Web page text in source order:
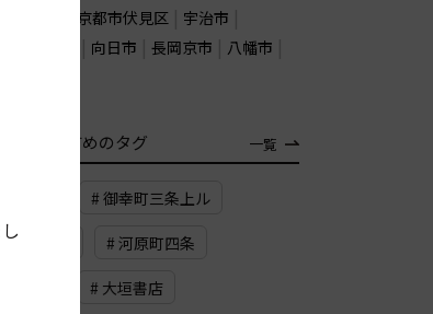
西京区
京都市伏見区
宇治市
向日市 長岡京市
八幡市
おすすめのタグ 一覧
# 御幸町三条上ル
カッシュ # 河原町四条
# 大垣書店